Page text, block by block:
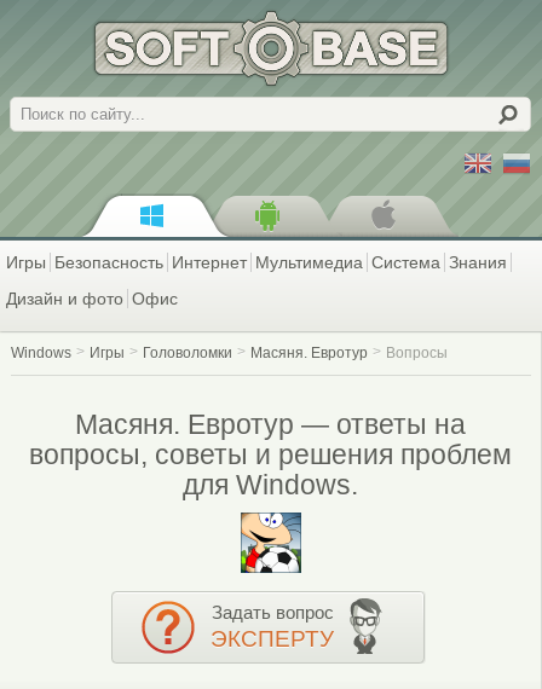
Поиск
Игры Безопасность Интернет Мультимедиа Система Знания
Дизайн и фото Офис
Windows Игры Головоломки Масяня. Евротур Вопросы
Масяня. Евротур — ответы на
вопросы, советы и решения проблем
для Windows.
Задать вопрос
ЭКСПЕРТУ